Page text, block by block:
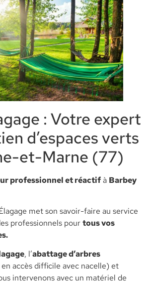
: Votre expert
d’espaces verts
et-Marne (77)
professionnel et réactifà Barbey
met son savoir-faire au service
professionnels pourtous vos
, l’abattage d’arbres
accès difficile avec nacelle) et
intervenons avec un matériel de